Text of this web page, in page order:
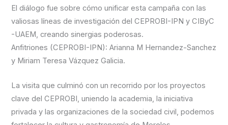
El diálogo fue sobre cómo unificar esta campaña con las
valiosas líneas de investigación del CEPROBI-IPN y CIByC
-UAEM, creando sinergias poderosas.
Anfitriones (CEPROBI-IPN): Arianna M Hernandez-Sanchez
y Miriam Teresa Vázquez Galicia.
La visita que culminó con un recorrido por los proyectos
clave del CEPROBI, uniendo la academia, la iniciativa
privada y las organizaciones de la sociedad civil, podemos